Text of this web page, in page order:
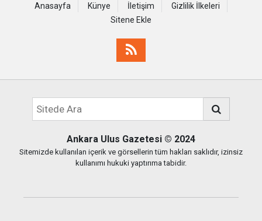
Anasayfa Künye İletişim
Gizlilik İlkeleri
Sitene Ekle
Ankara Ulus Gazetesi © 2024
Sitemizde kullanılan içerik ve görsellerin tüm hakları saklıdır, izinsiz
kullanımı hukuki yaptırıma tabidir.